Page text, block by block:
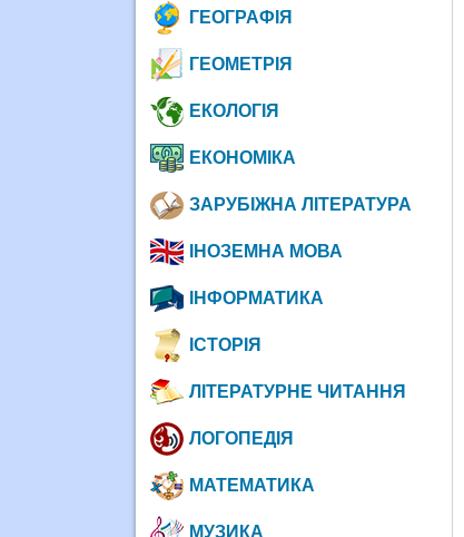
ГЕОГРАФІЯ
ГЕОМЕТРІЯ
ЕКОЛОГІЯ
ЕКОНОМІКА
ЗАРУБІЖНА ЛІТЕРАТУРА
ІНОЗЕМНА МОВА
ІНФОРМАТИКА
ІСТОРІЯ
ЛІТЕРАТУРНЕ ЧИТАННЯ
ЛОГОПЕДІЯ
МАТЕМАТИКА
МУЗИКА